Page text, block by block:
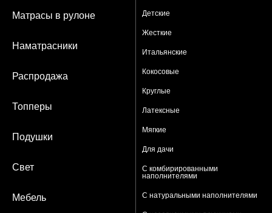
Детские
Жесткие
Итальянские
Кокосовые
Круглые
Латексные
Мягкие
Для дачи
С комбирированными
наполнителями
С натуральными наполнителями
Матрасы в рулоне
Наматрасники
Распродажа
Топперы
Подушки
Свет
Мебель